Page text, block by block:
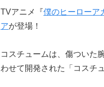
TVアニメ『僕のヒーローア
アが登場！
コスチュームは、傷ついた
わせて開発された「コスチ